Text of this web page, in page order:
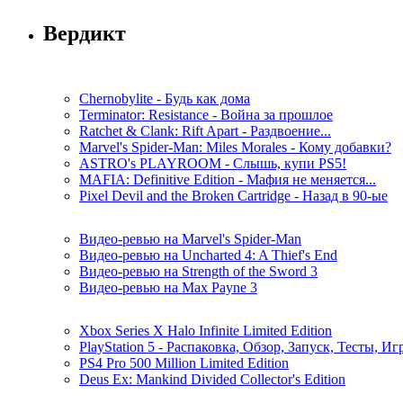
Вердикт
Chernobylite - Будь как дома
Terminator: Resistance - Война за прошлое
Ratchet & Clank: Rift Apart - Раздвоение...
Marvel's Spider-Man: Miles Morales - Кому добавки?
ASTRO's PLAYROOM - Слышь, купи PS5!
MAFIA: Definitive Edition - Мафия не меняется...
Pixel Devil and the Broken Cartridge - Назад в 90-ые
Видео-ревью на Marvel's Spider-Man
Видео-ревью на Uncharted 4: A Thief's End
Видео-ревью на Strength of the Sword 3
Видео-ревью на Max Payne 3
Xbox Series X Halo Infinite Limited Edition
PlayStation 5 - Распаковка, Обзор, Запуск, Тесты,
PS4 Pro 500 Million Limited Edition
Deus Ex: Mankind Divided Collector's Edition